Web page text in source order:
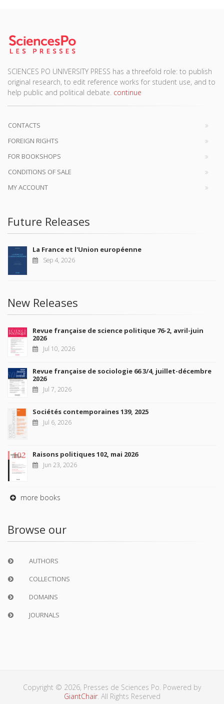
SCIENCES PO UNIVERSITY PRESS has a threefold role: to publish
original research, to edit reference works for student use, and to
help public and political debate. continue
CONTACTS
FOREIGN RIGHTS
FOR BOOKSHOPS
CONDITIONS OF SALE
MY ACCOUNT
Future Releases
La France et l'Union européenne
Sep 4, 2026
New Releases
Revue française de science politique 76-2, avril-juin
2026
Jul 10, 2026
Revue française de sociologie 66 3/4, juillet-décembre
2026
Jul 7, 2026
Sociétés contemporaines 139, 2025
Jul 6, 2026
Raisons politiques 102, mai 2026
Jun 23, 2026
more books
Browse our
AUTHORS
COLLECTIONS
DOMAINS
JOURNALS
Copyright © 2026, Presses de Sciences Po. Powered by
GiantChair. All Rights Reserved